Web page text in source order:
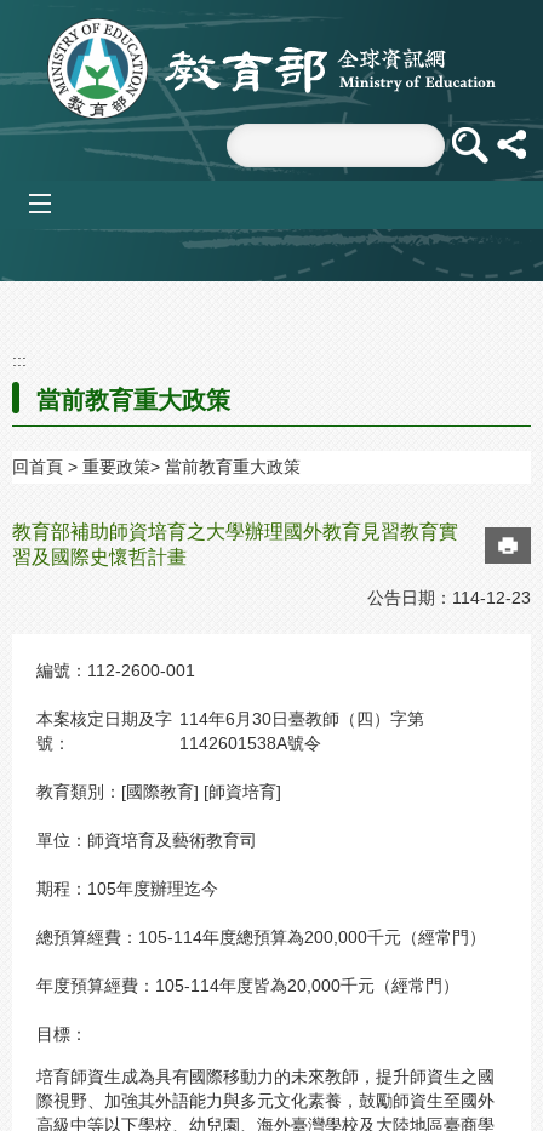
跳到主要內容區塊
:::
當前教育重大政策
回首頁 重要政策 當前教育重大政策
教育部補助師資培育之大學辦理國外教育見習教育實
習及國際史懷哲計畫
公告日期： 114-12-23
編號： 112-2600-001
本案核定日期及字
號：
114年6月30日臺教師（四）字第
1142601538A號令
教育類別： [國際教育] [師資培育]
單位： 師資培育及藝術教育司
期程： 105年度辦理迄今
總預算經費： 105-114年度總預算為200,000千元（經常門）
年度預算經費： 105-114年度皆為20,000千元（經常門）
目標：
培育師資生成為具有國際移動力的未來教師，提升師資生之國
際視野、加強其外語能力與多元文化素養，鼓勵師資生至國外
高級中等以下學校、幼兒園、海外臺灣學校及大陸地區臺商學